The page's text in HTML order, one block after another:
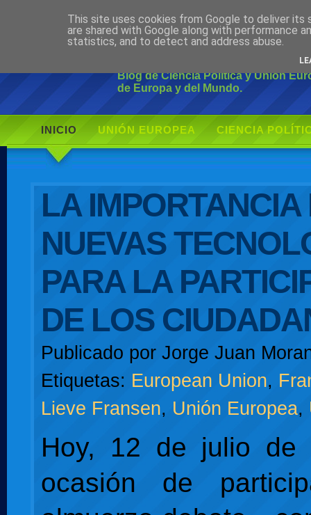
Ciudadano
Blog de Ciencia Política y Unión
de Europa y del Mundo.
INICIO UNIÓN EUROPEA CIENCIA
LA IMPORTANCIA
NUEVAS
PARA LA
DE LOS
Publicado por Jorge Juan
Etiquetas: European Union,
Lieve Fransen, Unión Europea,
Hoy, 12 de julio de
ocasión de
This site uses cookies from Google to deliver its
are shared with Google along with performance
statistics, and to detect and address abuse.